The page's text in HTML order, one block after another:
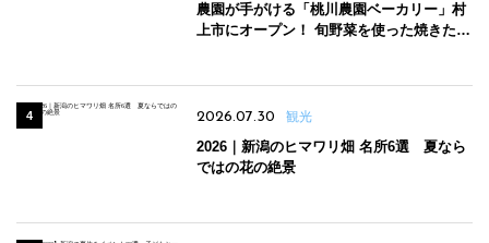
農園が手がける「桃川農園ベーカリー」村
上市にオープン！ 旬野菜を使った焼きたて
2026.07.30 観光
2026｜新潟のヒマワリ畑 名所6選 夏なら
ではの花の絶景